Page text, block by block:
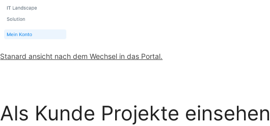
Stanard ansicht nach dem Wechsel in das Portal.
Als Kunde Projekte einsehen